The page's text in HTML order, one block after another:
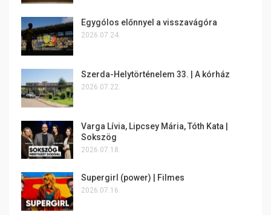
Egygólos előnnyel a visszavágóra
2026.07.24.
Szerda-Helytörténelem 33. | A kórház
2026.07.22.
Varga Lívia, Lipcsey Mária, Tóth Kata |
Sokszög
2026.07.18.
Supergirl (power) | Filmes
2026.07.16.